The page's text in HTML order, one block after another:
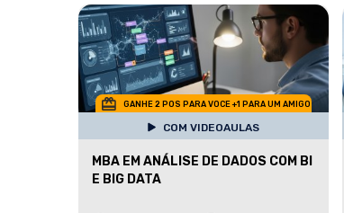
GANHE 2 POS PARA VOCE +1 PARA UM AMIGO
COM VIDEOAULAS
MBA EM ANÁLISE DE DADOS COM BI
E BIG DATA